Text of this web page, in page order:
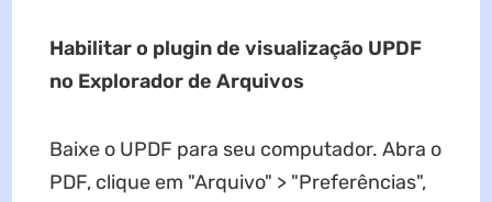
Habilitar o plugin de visualização UPDF
no Explorador de Arquivos
Baixe o UPDF para seu computador. Abra o
PDF, clique em "Arquivo" > "Preferências",